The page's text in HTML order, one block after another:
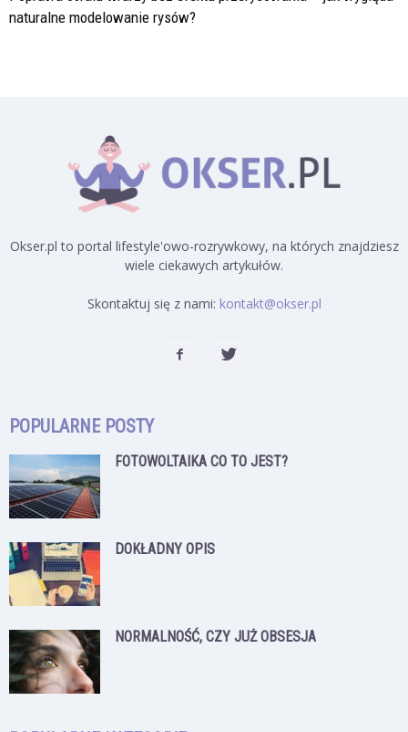
naturalne modelowanie rysów?
Okser.pl to portal lifestyle'owo-rozrywkowy, na których znajdziesz
wiele ciekawych artykułów.
Skontaktuj się z nami: kontakt@okser.pl
POPULARNE POSTY
FOTOWOLTAIKA CO TO JEST?
DOKŁADNY OPIS
NORMALNOŚĆ, CZY JUŻ OBSESJA